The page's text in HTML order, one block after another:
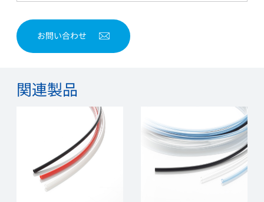
お問い合わせ
関連製品